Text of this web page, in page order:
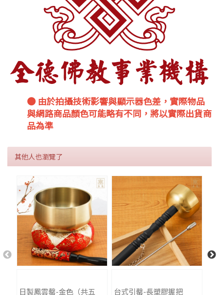
● 由於拍攝技術影響與顯示器色差，實際物品
與網路商品顏色可能略有不同，將以實際出貨商
品為準
其他人也瀏覽了
日製鳳雲罄-金色（共五 台式引罄-長塑膠握把